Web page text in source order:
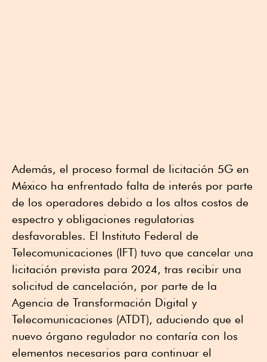
Además, el proceso formal de licitación 5G en
México ha enfrentado falta de interés por parte
de los operadores debido a los altos costos de
espectro y obligaciones regulatorias
desfavorables. El Instituto Federal de
Telecomunicaciones (IFT) tuvo que cancelar una
licitación prevista para 2024, tras recibir una
solicitud de cancelación, por parte de la
Agencia de Transformación Digital y
Telecomunicaciones (ATDT), aduciendo que el
nuevo órgano regulador no contaría con los
elementos necesarios para continuar el